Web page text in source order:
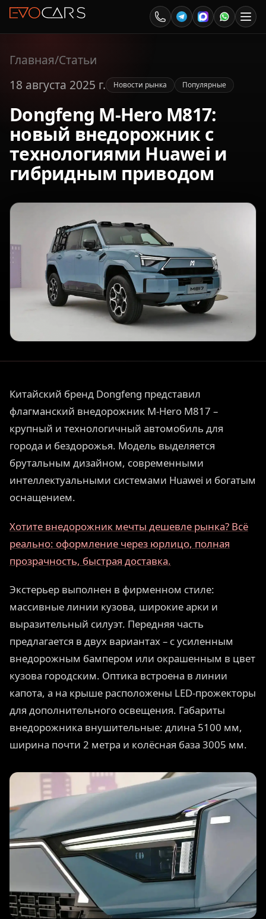
Главная/Статьи
18 августа 2025 г.
Новости рынка Популярные
Dongfeng M-Hero M817:
новый внедорожник с
технологиями Huawei и
гибридным приводом
Китайский бренд Dongfeng представил
флагманский внедорожник M-Hero M817 –
крупный и технологичный автомобиль для
города и бездорожья. Модель выделяется
брутальным дизайном, современными
интеллектуальными системами Huawei и богатым
оснащением.
Хотите внедорожник мечты дешевле рынка? Всё
реально: оформление через юрлицо, полная
прозрачность, быстрая доставка.
Экстерьер выполнен в фирменном стиле:
массивные линии кузова, широкие арки и
выразительный силуэт. Передняя часть
предлагается в двух вариантах – с усиленным
внедорожным бампером или окрашенным в цвет
кузова городским. Оптика встроена в линии
капота, а на крыше расположены LED-прожекторы
для дополнительного освещения. Габариты
внедорожника внушительные: длина 5100 мм,
ширина почти 2 метра и колёсная база 3005 мм.